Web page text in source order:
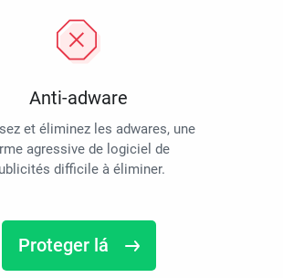
Anti-adware
et éliminez les adwares, une
agressive de logiciel de
difficile à éliminer.
Proteger lá